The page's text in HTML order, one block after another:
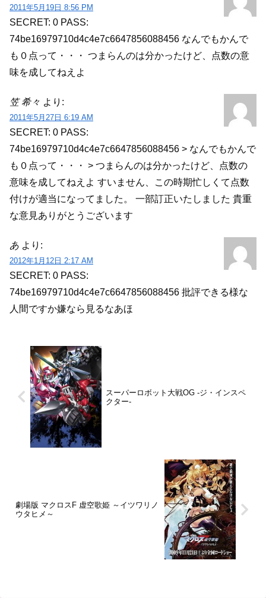
2011年5月19日 8:56 PM
SECRET: 0 PASS:
74be16979710d4c4e7c6647856088456 なんでもかんで
も０点って・・・ つまらんのは分かったけど、点数の意
味を成してねえよ
笠 希々 より:
2011年5月27日 6:19 AM
SECRET: 0 PASS:
74be16979710d4c4e7c6647856088456 > なんでもかんで
も０点って・・・ > つまらんのは分かったけど、点数の
意味を成してねえよ すいません、この時期忙しくて点数
付けが適当になってました。
一部訂正いたしました 貴重
な意見ありがとうございます
あ より:
2012年1月12日 2:17 AM
SECRET: 0 PASS:
74be16979710d4c4e7c6647856088456 批評できる様な
人間ですか嫌なら見るなあほ
スーパーロボット大戦OG -ジ・インスペ
クター-
劇場版 マクロスF 虚空歌姫 ～イツワリノ
ウタヒメ～